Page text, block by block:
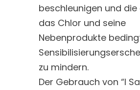
beschleunigen und die
das Chlor und seine
Nebenprodukte
zu mindern.
Der Gebrauch von “I